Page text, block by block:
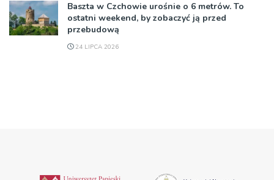
Baszta w Czchowie urośnie o 6 metrów. To
ostatni weekend, by zobaczyć ją przed
przebudową
24 LIPCA 2026